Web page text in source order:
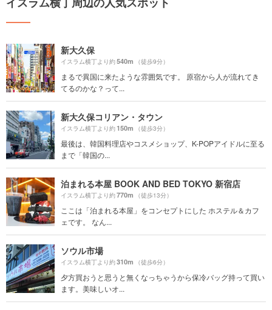
新大久保
イスラム横丁より約540m （徒歩9分）
まるで異国に来たような雰囲気です。 原宿から人が流れてき
てるのかな？って...
新大久保コリアン・タウン
イスラム横丁より約150m （徒歩3分）
最後は、韓国料理店やコスメショップ、K-POPアイドルに至る
まで「韓国の...
泊まれる本屋 BOOK AND BED TOKYO 新宿店
イスラム横丁より約770m （徒歩13分）
ここは「泊まれる本屋」をコンセプトにした ホステル＆カフ
ェです。 なん...
ソウル市場
イスラム横丁より約310m （徒歩6分）
夕方買おうと思うと無くなっちゃうから保冷バッグ持って買い
ます。美味しいオ...